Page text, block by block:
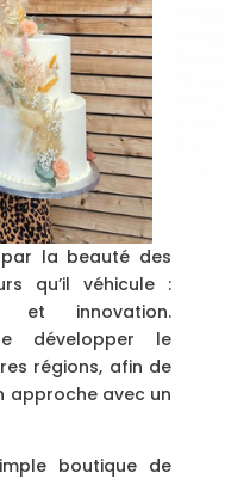
la beauté des
qu’il véhicule :
et innovation.
développer le
régions, afin de
approche avec un
boutique de